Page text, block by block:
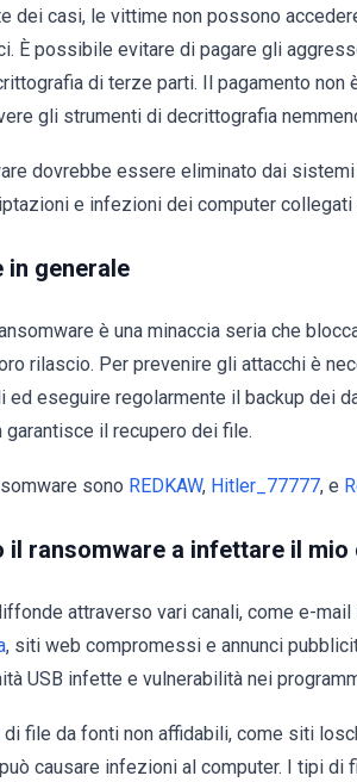
dei casi, le vittime non possono
È possibile evitare di pagare gli
di terze parti. Il pagamento
gli strumenti di decrittografia
dovrebbe essere eliminato dai
e infezioni dei computer collegati
in generale
è una minaccia seria che
rilascio. Per prevenire gli attacchi è
ed eseguire regolarmente il backup dei
garantisce il recupero dei file.
sono REDKAW, Hitler_77777, e
il ransomware a infettare il mio
attraverso vari canali, come e-
, siti web compromessi e annunci
USB infette e vulnerabilità nei
file da fonti non affidabili, come siti
causare infezioni al computer. I tipi